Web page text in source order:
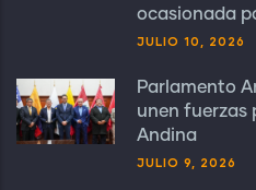
ocasionada
JULIO 10, 2026
Parlamento
unen fuerzas
Andina
JULIO 9, 2026